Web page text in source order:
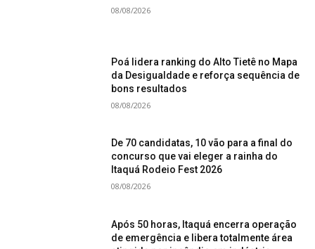
08/08/2026
Poá lidera ranking do Alto Tietê no Mapa
da Desigualdade e reforça sequência de
bons resultados
08/08/2026
De 70 candidatas, 10 vão para a final do
concurso que vai eleger a rainha do
Itaquá Rodeio Fest 2026
08/08/2026
Após 50 horas, Itaquá encerra operação
de emergência e libera totalmente área